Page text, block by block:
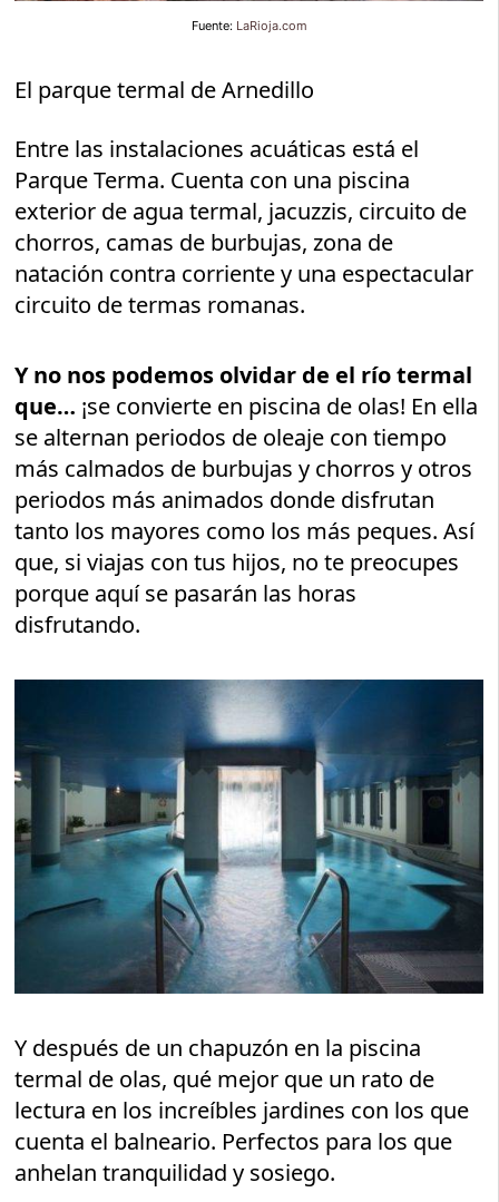
Fuente: LaRioja.com
El parque termal de Arnedillo
Entre las instalaciones acuáticas está el
Parque Terma. Cuenta con una piscina
exterior de agua termal, jacuzzis, circuito de
chorros, camas de burbujas, zona de
natación contra corriente y una espectacular
circuito de termas romanas.
Y no nos podemos olvidar de el río termal
que… ¡se convierte en piscina de olas! En ella
se alternan periodos de oleaje con tiempo
más calmados de burbujas y chorros y otros
periodos más animados donde disfrutan
tanto los mayores como los más peques. Así
que, si viajas con tus hijos, no te preocupes
porque aquí se pasarán las horas
disfrutando.
Y después de un chapuzón en la piscina
termal de olas, qué mejor que un rato de
lectura en los increíbles jardines con los que
cuenta el balneario. Perfectos para los que
anhelan tranquilidad y sosiego.